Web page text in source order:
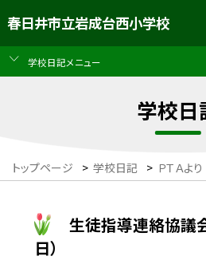
春日井市立岩成台西小学校
学校日記メニュー
学校日
トップページ > 学校日記 > ＰＴＡより
生徒指導連絡協議
日）